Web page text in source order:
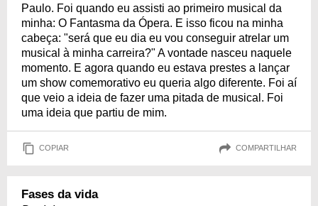
Paulo. Foi quando eu assisti ao primeiro musical da
minha: O Fantasma da Ópera. E isso ficou na minha
cabeça: "será que eu dia eu vou conseguir atrelar um
musical à minha carreira?" A vontade nasceu naquele
momento. E agora quando eu estava prestes a lançar
um show comemorativo eu queria algo diferente. Foi aí
que veio a ideia de fazer uma pitada de musical. Foi
uma ideia que partiu de mim.
COPIAR COMPARTILHAR
Fases da vida